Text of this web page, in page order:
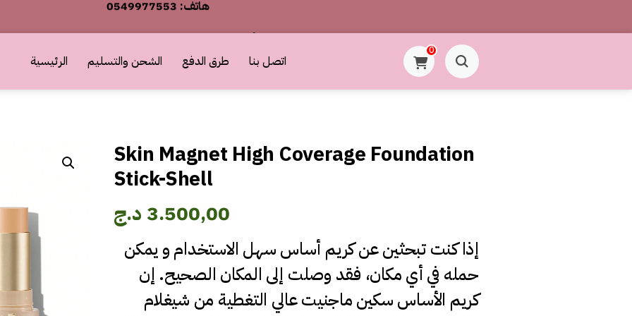
أطلب الآن والدفع فقط عند استلام المنتج
الرئيسية الشحن والتسليم طرق الدفع اتصل بنا
0
Skin Magnet High Coverage Foundation
Stick-Shell
3.500,00 د.ج
إذا كنت تبحثين عن كريم أساس سهل الاستخدام و يمكن
حمله في أي مكان، فقد وصلت إلى المكان الصحيح. إن
كريم الأساس سكين ماجنيت عالي التغطية من شيغلام